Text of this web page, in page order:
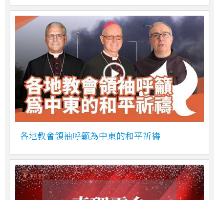
各地教會領袖呼籲為中東的和平祈禱